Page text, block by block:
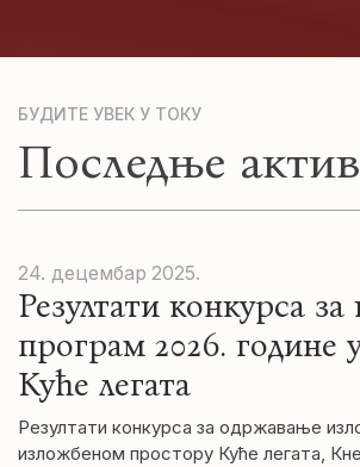
БУДИТЕ УВЕК У ТОКУ
Последње
24. децембар 2025.
Резултати конкурса за
програм 2026. године
Куће легата
Резултати конкурса за одржавање
изложбеном простору Куће легата,